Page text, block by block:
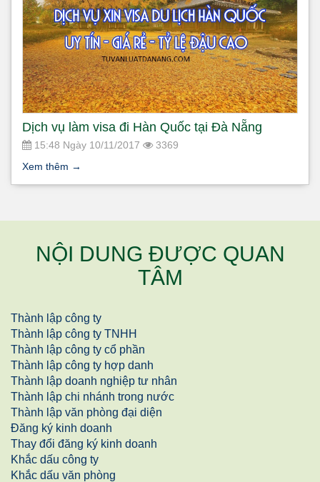
Dịch vụ làm visa đi Hàn Quốc tại Đà Nẵng
15:48 Ngày 10/11/2017
3369
Xem thêm →
NỘI DUNG ĐƯỢC QUAN
TÂM
Thành lập công ty
Thành lập công ty TNHH
Thành lập công ty cổ phần
Thành lập công ty hợp danh
Thành lập doanh nghiệp tư nhân
Thành lập chi nhánh trong nước
Thành lập văn phòng đại diện
Đăng ký kinh doanh
Thay đổi đăng ký kinh doanh
Khắc dấu công ty
Khắc dấu văn phòng